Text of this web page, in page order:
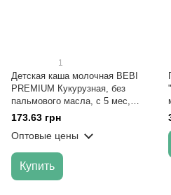
1
Детская каша молочная BEBI
PREMIUM Кукурузная, без
пальмового масла, с 5 мес,
200 гр
173.63 грн
Оптовые цены
Купить